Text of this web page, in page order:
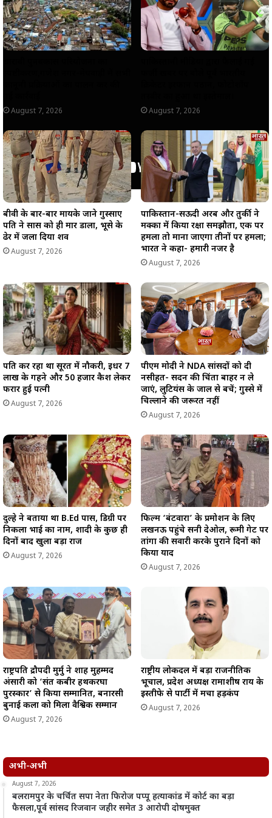
p
k
m
k
August 7, 2026 August 7, 2026
बीवी के बार-बार मायके जाने गुस्साए
पति ने सास को ही मार डाला, भूसे के
ढेर में जला दिया शव
August 7, 2026
पाकिस्तान-सऊदी अरब और तुर्की ने
मक्का में किया रक्षा समझौता, एक पर
हमला तो माना जाएगा तीनों पर हमला;
भारत ने कहा- हमारी नजर है
August 7, 2026
पति कर रहा था सूरत में नौकरी, इधर 7
लाख के गहने और 50 हजार कैश लेकर
फरार हुई पत्नी
August 7, 2026
पीएम मोदी ने NDA सांसदों को दी
नसीहत- सदन की चिंता बाहर न ले
जाएं, लुटियंस के जाल से बचें; गुस्से में
चिल्लाने की जरूरत नहीं
August 7, 2026
दुल्हे ने बताया था B.Ed पास, डिग्री पर
निकला भाई का नाम, शादी के कुछ ही
दिनों बाद खुला बड़ा राज
August 7, 2026
फिल्म ‘बंटवारा’ के प्रमोशन के लिए
लखनऊ पहुंचे सनी देओल, रूमी गेट पर
तांगा की सवारी करके पुराने दिनों को
किया याद
August 7, 2026
राष्ट्रपति द्रौपदी मुर्मु ने शाह मुहम्मद
अंसारी को ‘संत कबीर हथकरघा
पुरस्कार’ से किया सम्मानित, बनारसी
बुनाई कला को मिला वैश्विक सम्मान
August 7, 2026
राष्ट्रीय लोकदल में बड़ा राजनीतिक
भूचाल, प्रदेश अध्यक्ष रामाशीष राय के
इस्तीफे से पार्टी में मचा हड़कंप
August 7, 2026
अभी-अभी
August 7, 2026
बलरामपुर के चर्चित सपा नेता फिरोज पप्पू हत्याकांड में कोर्ट का बड़ा
फैसला,पूर्व सांसद रिजवान जहीर समेत 3 आरोपी दोषमुक्त